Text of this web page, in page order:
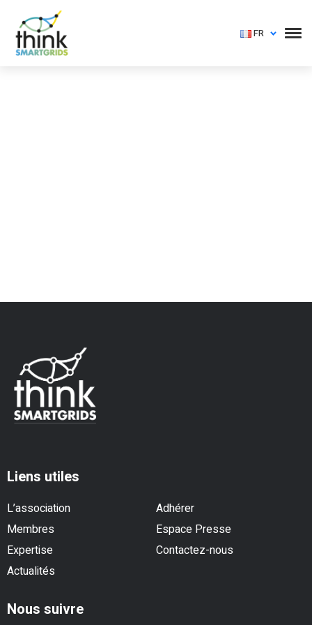
FR
Vous devez vous identifier pour voir cet événement
Liens utiles
L’association
Adhérer
Membres
Espace Presse
Expertise
Contactez-nous
Actualités
Nous suivre